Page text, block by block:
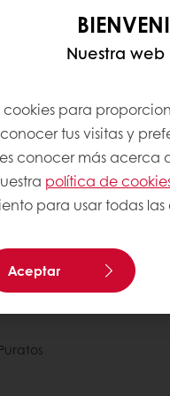
revise su bandeja
un correo
haya completado
usar su nueva
correo electrónico en
para ayudarle, así que
Nuestra
cookies para
tus visitas y
conocer más acerca
política de
para usar todas las
Aceptar